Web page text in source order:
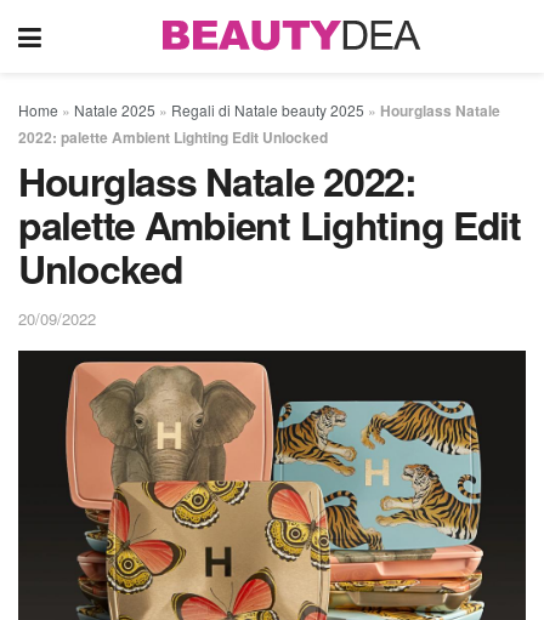
Home » Natale 2025 » Regali di Natale beauty 2025 » Hourglass Natale
2022: palette Ambient Lighting Edit Unlocked
Hourglass Natale 2022:
palette Ambient Lighting Edit
Unlocked
20/09/2022